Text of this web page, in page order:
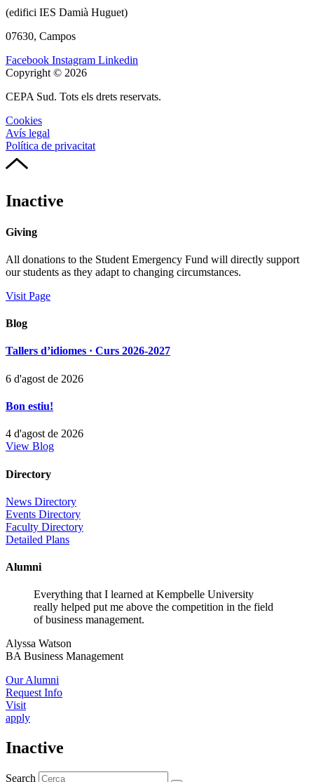
(edifici IES Damià Huguet)
07630, Campos
Facebook Instagram Linkedin
Copyright © 2026
CEPA Sud. Tots els drets reservats.
Cookies
Avís legal
Política de privacitat
Inactive
Giving
All donations to the Student Emergency Fund will directly support
our students as they adapt to changing circumstances.
Visit Page
Blog
Tallers d’idiomes · Curs 2026-2027
6 d'agost de 2026
Bon estiu!
4 d'agost de 2026
View Blog
Directory
News Directory
Events Directory
Faculty Directory
Detailed Plans
Alumni
Everything that I learned at Kempbelle University
really helped put me above the competition in the field
of business management.
Alyssa Watson
BA Business Management
Our Alumni
Request Info
Visit
apply
Inactive
Search